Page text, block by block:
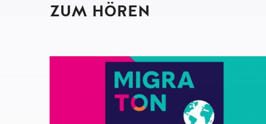
ZUM HÖREN